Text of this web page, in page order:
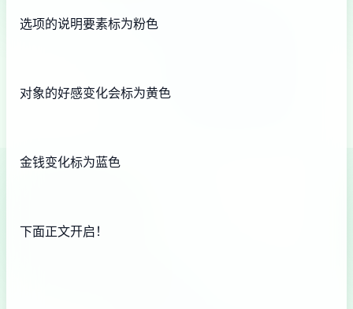
选项的说明要素标为粉色
对象的好感变化会标为黄色
金钱变化标为蓝色
下面正文开启！